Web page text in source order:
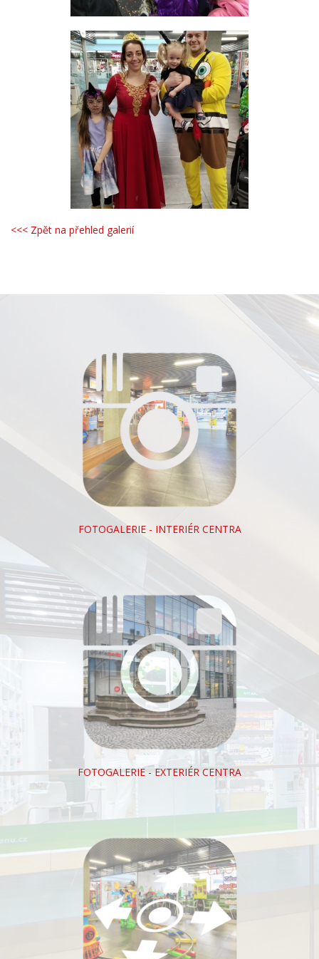
<<< Zpět na přehled galerií
FOTOGALERIE - INTERIÉR CENTRA
FOTOGALERIE - EXTERIÉR CENTRA